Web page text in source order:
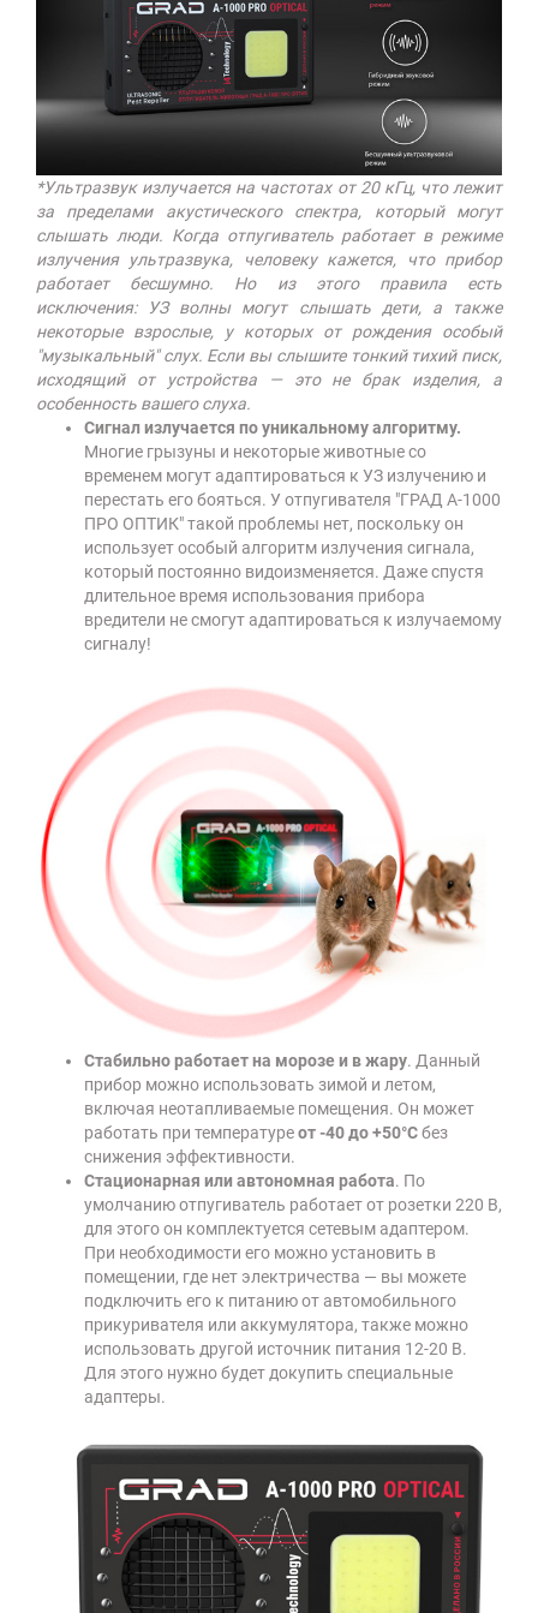
*Ультразвук излучается на частотах от 20 кГц, что лежит
за пределами акустического спектра, который могут
слышать люди. Когда отпугиватель работает в режиме
излучения ультразвука, человеку кажется, что прибор
работает бесшумно. Но из этого правила есть
исключения: УЗ волны могут слышать дети, а также
некоторые взрослые, у которых от рождения особый
"музыкальный" слух. Если вы слышите тонкий тихий писк,
исходящий от устройства — это не брак изделия, а
особенность вашего слуха.
Сигнал излучается по уникальному алгоритму.
Многие грызуны и некоторые животные со
временем могут адаптироваться к УЗ излучению и
перестать его бояться. У отпугивателя "ГРАД А-1000
ПРО ОПТИК" такой проблемы нет, поскольку он
использует особый алгоритм излучения сигнала,
который постоянно видоизменяется. Даже спустя
длительное время использования прибора
вредители не смогут адаптироваться к излучаемому
сигналу!
Стабильно работает на морозе и в жару. Данный
прибор можно использовать зимой и летом,
включая неотапливаемые помещения. Он может
работать при температуреот -40 до +50°Cбез
снижения эффективности.
Стационарная или автономная работа. По
умолчанию отпугиватель работает от розетки 220 В,
для этого он комплектуется сетевым адаптером.
При необходимости его можно установить в
помещении, где нет электричества — вы можете
подключить его к питанию от автомобильного
прикуривателя или аккумулятора, также можно
использовать другой источник питания 12-20 В.
Для этого нужно будет докупить специальные
адаптеры.